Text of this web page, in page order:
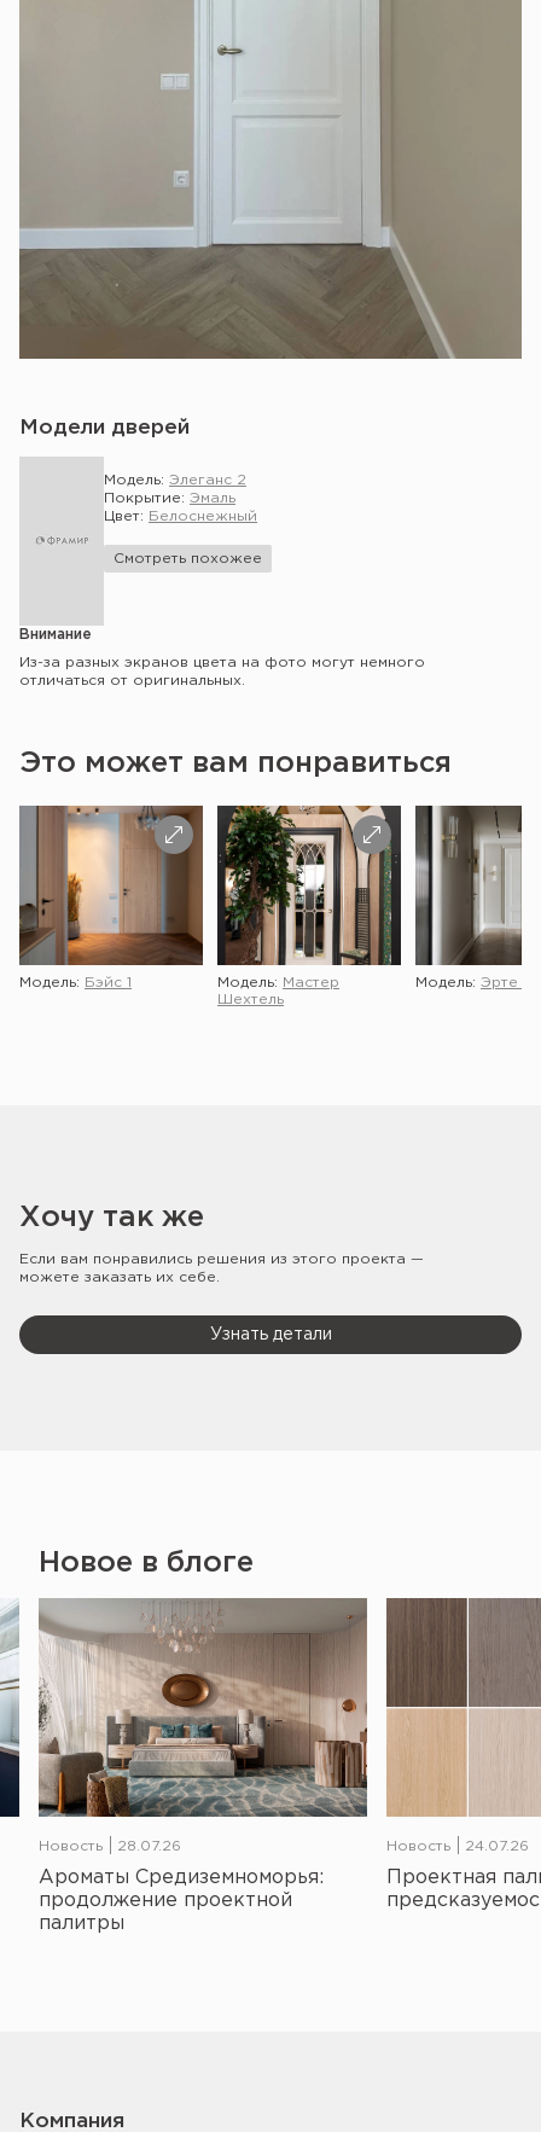
Модели дверей
Модель: Элеганс 2
Покрытие: Эмаль
Цвет:
Белоснежный
Смотреть похожее
Внимание
Из-за разных экранов цвета на фото могут немного
отличаться от оригинальных.
Это может вам понравиться
Модель: Бэйс 1 Модель:
Мастер
Шехтель
Модель: Эрте 2
Хочу так же
Если вам понравились решения из этого проекта —
можете заказать их себе.
Узнать детали
Новое в блоге
Новость 28.07.26
Ароматы Средиземноморья:
продолжение проектной
палитры
Новость 24.07.26
Проектная
Компания